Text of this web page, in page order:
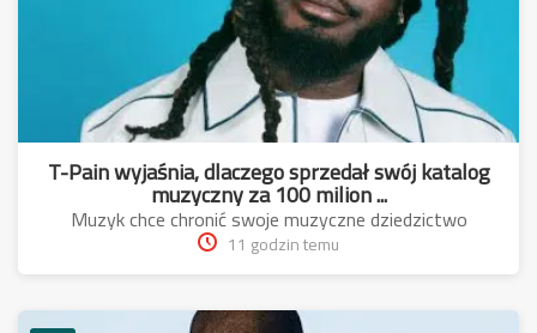
T-Pain wyjaśnia, dlaczego sprzedał swój katalog
muzyczny za 100 milion ...
Muzyk chce chronić swoje muzyczne dziedzictwo
11 godzin temu